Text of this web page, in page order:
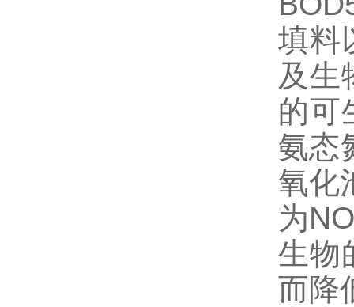
填料
及生
的可
氨态
氧化
为
生物
而降